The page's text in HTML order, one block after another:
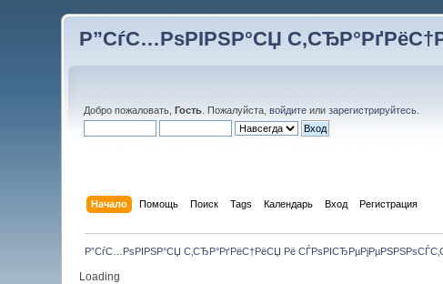
Р”СѓС…РѕРІРЅР°СЏ
Добро пожаловать,Гость . Пожалуйста,войдите илизарегистрируйтесь
Начало Помощь Поиск Tags Календарь Вход Регистрация
Р”СѓС…РѕРІРЅР°СЏ С‚СЂР°РґРёС†РёСЏ Рё
Loading